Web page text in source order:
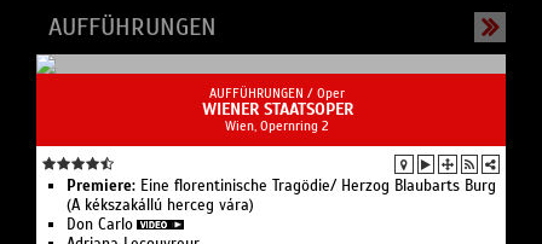
Esterházy" (Esterhazy Kids)
From real life into the world of art (Theatermuseum Wien)
Digitale Führungen (Weltmuseum Wien)
MuseumStars App (Weltmuseum Wien)
Highlights der Sammlung (Weltmuseum Wien)
Virtuelle 3D-Tour durch den Tizian-Saal (Kunsthistorisches
Führung im Burgtheater / BURG Digital (Burgtheater Wien)
galerie GALERIE Wien
Oxymoron
AUFFÜHRUNGEN
AUFFÜHRUNGEN / Oper
WIENER STAATSOPER
Wien, Opernring 2
Premiere: Eine floren­tinische Tragödie/ Herzog Blaubarts Burg
(A kékszakállú herceg vára)
Don Carlo